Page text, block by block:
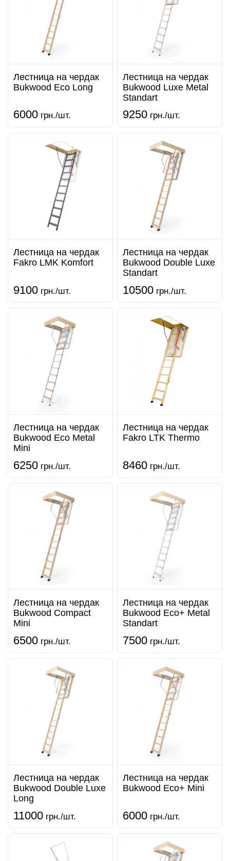
Лестница на чердак
Bukwood Eco Long
6000 грн./шт.
Лестница на чердак
Bukwood Luxe Metal
Standart
9250 грн./шт.
Лестница на чердак
Fakro LMK Komfort
9100 грн./шт.
Лестница на чердак
Bukwood Double Luxe
Standart
10500 грн./шт.
Лестница на чердак
Bukwood Eco Metal
Mini
6250 грн./шт.
Лестница на чердак
Fakro LTK Thermo
8460 грн./шт.
Лестница на чердак
Bukwood Compact
Mini
6500 грн./шт.
Лестница на чердак
Bukwood Eco+ Metal
Standart
7500 грн./шт.
Лестница на чердак
Bukwood Double Luxe
Long
11000 грн./шт.
Лестница на чердак
Bukwood Eco+ Mini
6000 грн./шт.